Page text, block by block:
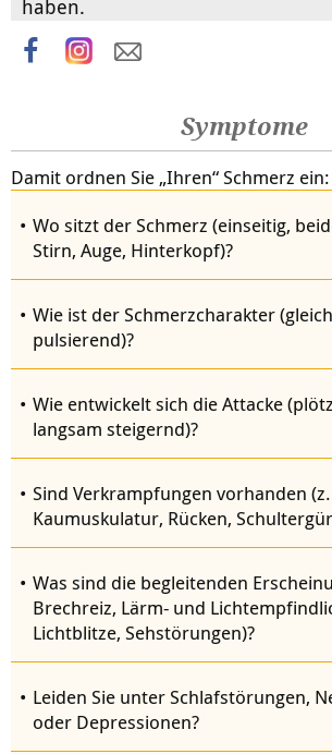
haben.
Symptome
Damit ordnen Sie „Ihren“ Schmerz ein:
Wo sitzt der Schmerz (einseitig,
Stirn, Auge, Hinterkopf)?
Wie ist der Schmerzcharakter
pulsierend)?
Wie entwickelt sich die Attacke
langsam steigernd)?
Sind Verkrampfungen vorhanden
Kaumuskulatur, Rücken,
Was sind die begleitenden
Brechreiz, Lärm- und
Lichtblitze, Sehstörungen)?
Leiden Sie unter Schlafstörungen,
oder Depressionen?